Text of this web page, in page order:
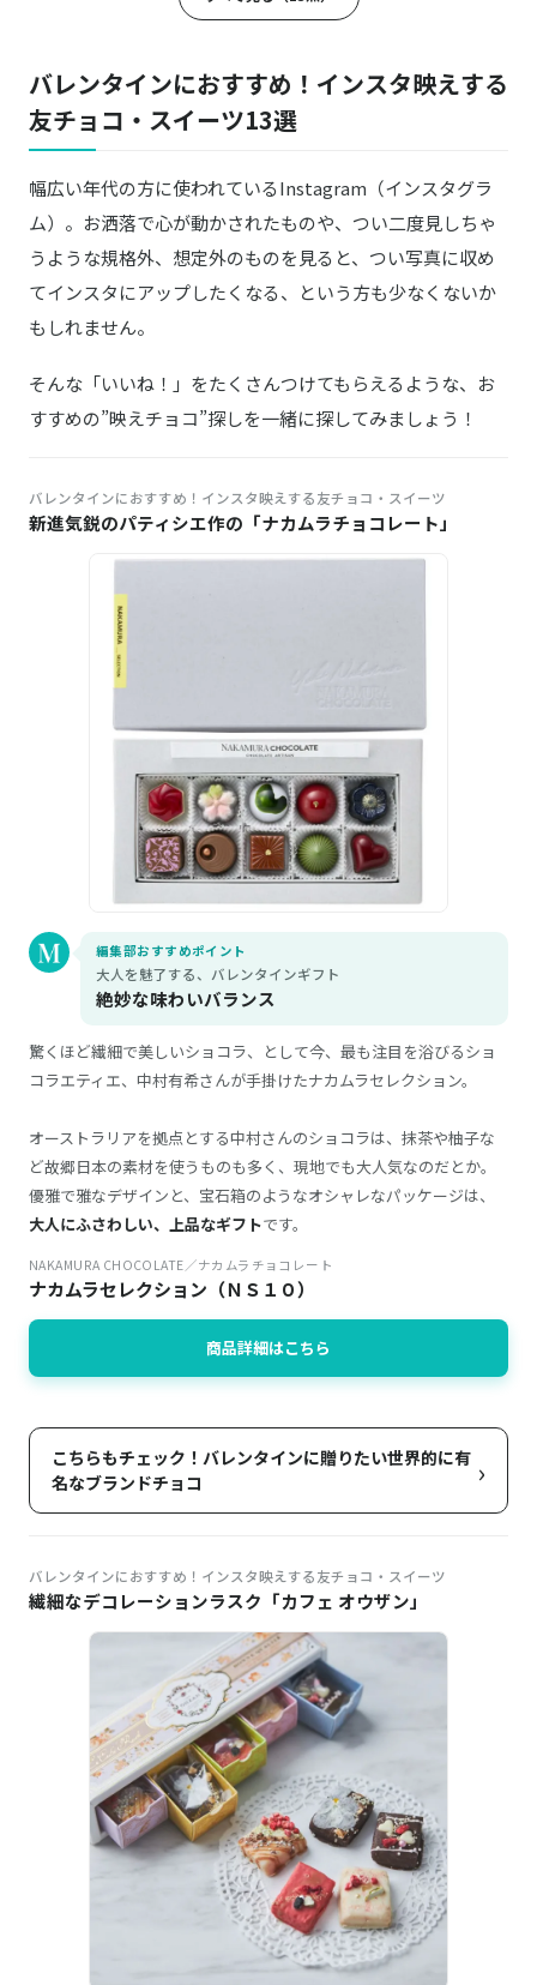
メルティキャット缶 ミックス 7個入り TULIP
チューリップ
TABLES／タブレス
堀江バターサンド イチゴミルク
サクッチ・ホロッチ 商品詳細はこちら
きのこポット 赤
苺が主役
OKODePA／おこデパ
ジャポネ 2個セット Amazonはこちら
バレンタインにおすすめ！インスタ映えする
友チョコ・スイーツ13選
幅広い年代の方に使われているInstagram（インスタグラ
ム）。お洒落で心が動かされたものや、つい二度見しちゃ
うような規格外、想定外のものを見ると、つい写真に収め
てインスタにアップしたくなる、という方も少なくないか
もしれません。
そんな「いいね！」をたくさんつけてもらえるような、お
すすめの”映えチョコ”探しを一緒に探してみましょう！
バレンタインにおすすめ！インスタ映えする友チョコ・スイーツ
新進気鋭のパティシエ作の「ナカムラチョコレート」
編集部おすすめポイント
大人を魅了する、バレンタインギフト
絶妙な味わいバランス
驚くほど繊細で美しいショコラ、として今、最も注目を浴びるショ
コラエティエ、中村有希さんが手掛けたナカムラセレクション。
オーストラリアを拠点とする中村さんのショコラは、抹茶や柚子な
ど故郷日本の素材を使うものも多く、現地でも大人気なのだとか。
優雅で雅なデザインと、宝石箱のようなオシャレなパッケージは、
大人にふさわしい、上品なギフトです。
NAKAMURA CHOCOLATE／ナカムラチョコレート
ナカムラセレクション（ＮＳ１０）
商品詳細はこちら
こちらもチェック！バレンタインに贈りたい世界的に有
名なブランドチョコ
›
バレンタインにおすすめ！インスタ映えする友チョコ・スイーツ
繊細なデコレーションラスク「カフェ オウザン」